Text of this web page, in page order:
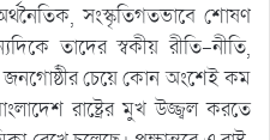
সংস্কৃতিগতভাবে শোষণ
তাদের স্বকীয় রীতি-নীতি,
চেয়ে কোন অংশেই কম
রাষ্ট্রের মুখ উজ্জ্বল করতে